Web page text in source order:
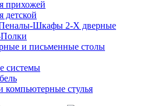
прихожей
детской
Шкафы 2-Х дверные
и письменные столы
системы
стулья